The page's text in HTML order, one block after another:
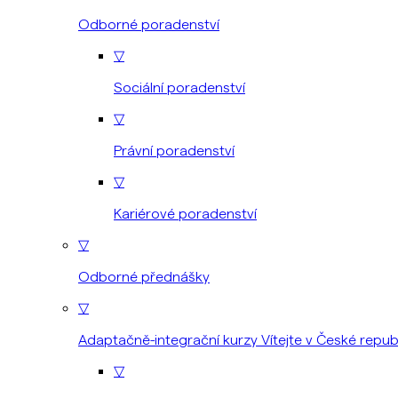
Odborné poradenství
▽
Sociální poradenství
▽
Právní poradenství
▽
Kariérové poradenství
▽
Odborné přednášky
▽
Adaptačně-integrační kurzy Vítejte v České
▽